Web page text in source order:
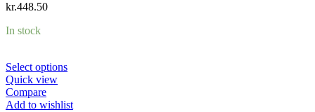
kr.448.50
In stock
Select options
Quick view
Compare
Add to wishlist